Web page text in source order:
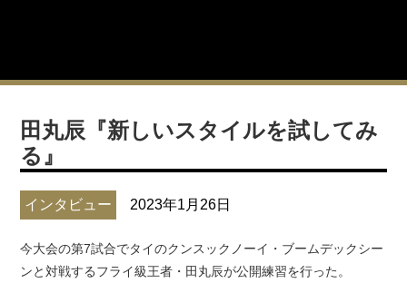
田丸辰『新しいスタイルを試してみ
る』
インタビュー 2023年1月26日
今大会の第7試合でタイのクンスックノーイ・ブームデックシー
ンと対戦するフライ級王者・田丸辰が公開練習を行った。